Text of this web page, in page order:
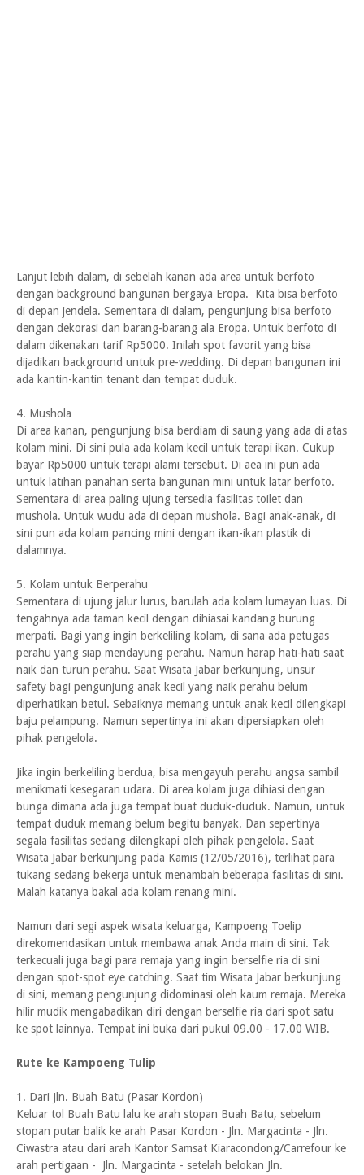
Lanjut lebih dalam, di sebelah kanan ada area untuk berfoto
dengan background bangunan bergaya Eropa. Kita bisa berfoto
di depan jendela. Sementara di dalam, pengunjung bisa berfoto
dengan dekorasi dan barang-barang ala Eropa. Untuk berfoto di
dalam dikenakan tarif Rp5000. Inilah spot favorit yang bisa
dijadikan background untuk pre-wedding. Di depan bangunan ini
ada kantin-kantin tenant dan tempat duduk.
4. Mushola
Di area kanan, pengunjung bisa berdiam di saung yang ada di atas
kolam mini. Di sini pula ada kolam kecil untuk terapi ikan. Cukup
bayar Rp5000 untuk terapi alami tersebut. Di aea ini pun ada
untuk latihan panahan serta bangunan mini untuk latar berfoto.
Sementara di area paling ujung tersedia fasilitas toilet dan
mushola. Untuk wudu ada di depan mushola. Bagi anak-anak, di
sini pun ada kolam pancing mini dengan ikan-ikan plastik di
dalamnya.
5. Kolam untuk Berperahu
Sementara di ujung jalur lurus, barulah ada kolam lumayan luas. Di
tengahnya ada taman kecil dengan dihiasai kandang burung
merpati. Bagi yang ingin berkeliling kolam, di sana ada petugas
perahu yang siap mendayung perahu. Namun harap hati-hati saat
naik dan turun perahu. Saat Wisata Jabar berkunjung, unsur
safety bagi pengunjung anak kecil yang naik perahu belum
diperhatikan betul. Sebaiknya memang untuk anak kecil dilengkapi
baju pelampung. Namun sepertinya ini akan dipersiapkan oleh
pihak pengelola.
Jika ingin berkeliling berdua, bisa mengayuh perahu angsa sambil
menikmati kesegaran udara. Di area kolam juga dihiasi dengan
bunga dimana ada juga tempat buat duduk-duduk. Namun, untuk
tempat duduk memang belum begitu banyak. Dan sepertinya
segala fasilitas sedang dilengkapi oleh pihak pengelola. Saat
Wisata Jabar berkunjung pada Kamis (12/05/2016), terlihat para
tukang sedang bekerja untuk menambah beberapa fasilitas di sini.
Malah katanya bakal ada kolam renang mini.
Namun dari segi aspek wisata keluarga, Kampoeng Toelip
direkomendasikan untuk membawa anak Anda main di sini. Tak
terkecuali juga bagi para remaja yang ingin berselfie ria di sini
dengan spot-spot eye catching. Saat tim Wisata Jabar berkunjung
di sini, memang pengunjung didominasi oleh kaum remaja. Mereka
hilir mudik mengabadikan diri dengan berselfie ria dari spot satu
ke spot lainnya. Tempat ini buka dari pukul 09.00 - 17.00 WIB.
Rute ke Kampoeng Tulip
1. Dari Jln. Buah Batu (Pasar Kordon)
Keluar tol Buah Batu lalu ke arah stopan Buah Batu, sebelum
stopan putar balik ke arah Pasar Kordon - Jln. Margacinta - Jln.
Ciwastra atau dari arah Kantor Samsat Kiaracondong/Carrefour ke
arah pertigaan - Jln. Margacinta - setelah belokan Jln.